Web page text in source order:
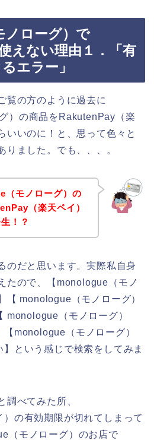
ノローグ）で
えない理由１．「有
エラー」
覧の方のように過去に
）の商品をRakutenPay（楽
いいのに！と、思って色々と
りました。でも、、、。
（モノローグ）の
（楽天ペイ）
！？
のだと思います。実際私自身
たので、【monologue（モノ
【 monologue（モノローグ）
（モノローグ）
monologue（モノローグ）
という感じで検索をしてみま
調べてみた所、
の有効期限が切れてしまって
（モノローグ）のお店で